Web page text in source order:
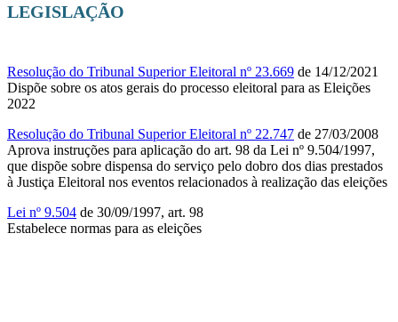
LEGISLAÇÃO
Resolução do Tribunal Superior Eleitoral nº 23.669 de 14/12/2021
Dispõe sobre os atos gerais do processo eleitoral para as Eleições
2022
Resolução do Tribunal Superior Eleitoral nº 22.747 de 27/03/2008
Aprova instruções para aplicação do art. 98 da Lei nº 9.504/1997,
que dispõe sobre dispensa do serviço pelo dobro dos dias prestados
à Justiça Eleitoral nos eventos relacionados à realização das eleições
Lei nº 9.504 de 30/09/1997, art. 98
Estabelece normas para as eleições